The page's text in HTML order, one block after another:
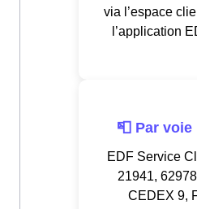
via l’espace
l’application
📮 Par
EDF Service
21941,
CEDEX 9,